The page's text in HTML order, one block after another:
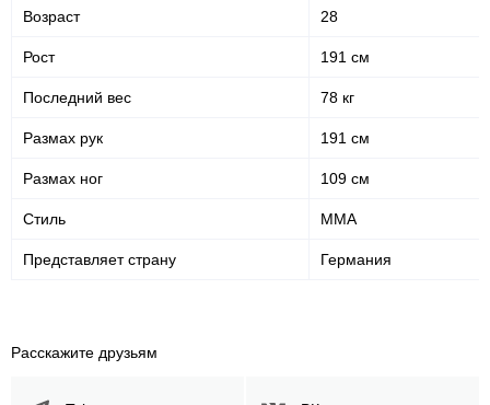
Возраст 28
Рост 191 см
Последний вес 78 кг
Размах рук 191 см
Размах ног 109 см
Стиль MMA
Представляет страну Германия
Расскажите друзьям